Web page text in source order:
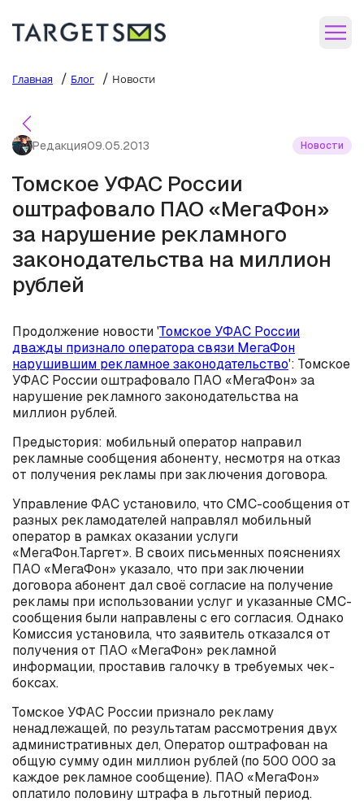
Главная / Блог / Новости
Редакция09.05.2013 Новости
Томское УФАС России
оштрафовало ПАО «МегаФон»
за нарушение рекламного
законодательства на миллион
рублей
Продолжение новости 'Томское УФАС России
дважды признало оператора связи МегаФон
нарушившим рекламное законодательство': Томское
УФАС России оштрафовало ПАО «МегаФон» за
нарушение рекламного законодательства на
миллион рублей.
Предыстория: мобильный оператор направил
рекламные сообщения абоненту, несмотря на отказ
от получения рекламы при заключения договора.
Управление ФАС установило, что СМС-сообщения от
разных рекламодателей направлял мобильный
оператор в рамках оказании услуги
«МегаФон.Таргет». В своих письменных пояснениях
ПАО «МегаФон» указало, что при заключении
договора абонент дал своё согласие на получение
рекламы при использовании услуг и указанные СМС-
сообщения были направлены с его согласия. Однако
Комиссия установила, что заявитель отказался от
получения от ПАО «МегаФон» рекламной
информации, проставив галочку в требуемых чек-
боксах.
Томское УФАС России признало рекламу
ненадлежащей, по результатам рассмотрения двух
административных дел, Оператор оштрафован на
общую сумму один миллион рублей (по 500 000 за
каждое рекламное сообщение). ПАО «МегаФон»
оплатило половину штрафа в льготный период.